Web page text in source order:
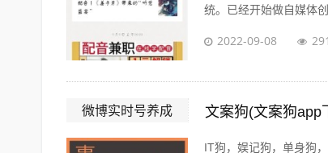
统。已经开始做自媒体
2022-09-08
微博实时号养成 文案狗(文案狗app
IT狗，娱记狗，单身狗